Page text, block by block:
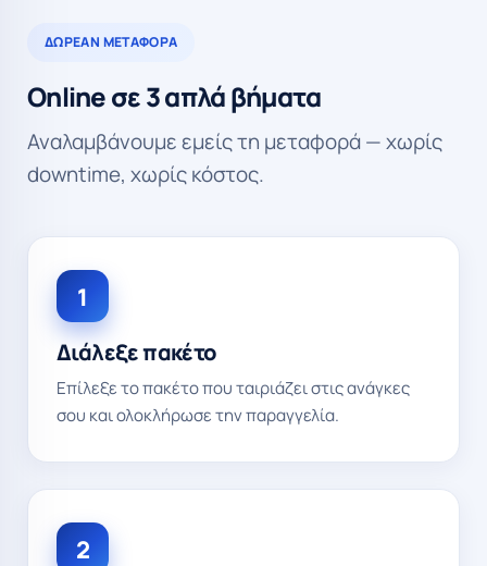
ΔΩΡΕΆΝ ΜΕΤΑΦΟΡΆ
Online σε 3 απλά βήματα
Αναλαμβάνουμε εμείς τη μεταφορά — χωρίς
downtime, χωρίς κόστος.
1
Διάλεξε πακέτο
Επίλεξε το πακέτο που ταιριάζει στις ανάγκες
σου και ολοκλήρωσε την παραγγελία.
2